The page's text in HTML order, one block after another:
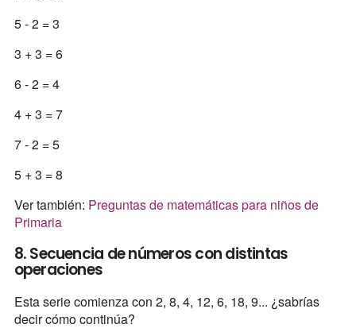
5 - 2 = 3
3 + 3 = 6
6 - 2 = 4
4 + 3 = 7
7 - 2 = 5
5 + 3 = 8
Ver también: Preguntas de matemáticas para niños de
Primaria
8. Secuencia de números con distintas
operaciones
Esta serie comienza con 2, 8, 4, 12, 6, 18, 9... ¿sabrías
decir cómo continúa?